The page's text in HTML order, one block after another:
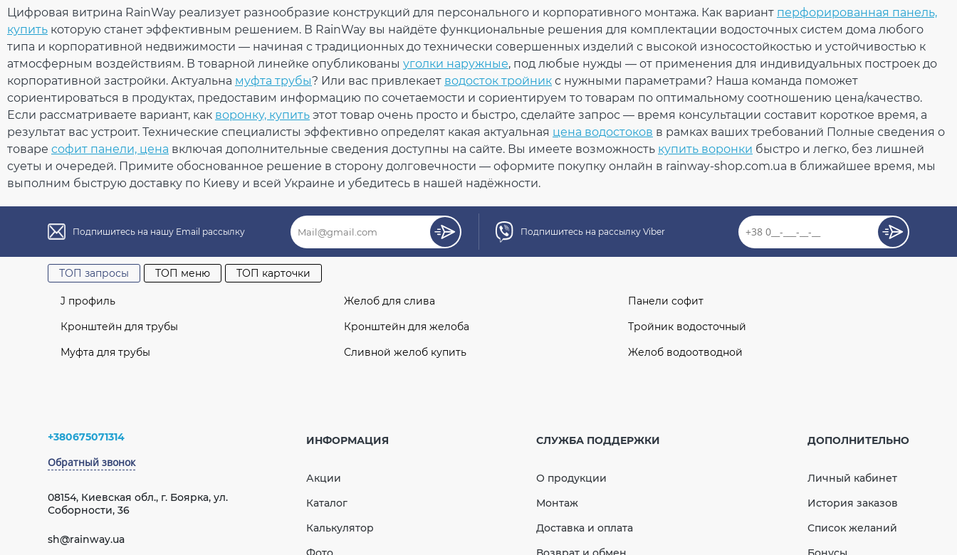
Размеры
Длина
238 мм
Вес
0,18 кг
Габариты
270 × 221 × 108 мм
Количество в упаковке
20 шт
Дополнительные характеристики
Температура использования
от - 40°С / до + 60°С
Температура для монтажа
от + 5°С
Устойчивость к УФ-излучению
Устойчивый
Гарантия
10 лет
Европейский стандарт
EN 607:2004
Сертификат соответствия
Сертифицирован
Ваше имя
Ваш отзыв
ОТПРАВИТЬ
135° (RAINWAY 90)
серый
На складе
Кол-во
842.98
грн
-15% Скидка 126.45
грн
Цифровая витрина RainWay реализует разнообразие конструкций для персонального и корпоративного монтажа. Как вариант перфорированная панель,
купить которую станет эффективным решением. В RainWay вы найдёте функциональные решения для комплектации водосточных систем дома любого
типа и корпоративной недвижимости — начиная с традиционных до технически совершенных изделий с высокой износостойкостью и устойчивостью к
атмосферным воздействиям. В товарной линейке опубликованы уголки наружные, под любые нужды — от применения для индивидуальных построек до
корпоративной застройки. Актуальна муфта трубы? Или вас привлекает водосток тройник с нужными параметрами? Наша команда поможет
сориентироваться в продуктах, предоставим информацию по сочетаемости и сориентируем то товарам по оптимальному соотношению цена/качество.
Если рассматриваете вариант, как воронку, купить этот товар очень просто и быстро, сделайте запрос — время консультации составит короткое время, а
результат вас устроит. Технические специалисты эффективно определят какая актуальная цена водостоков в рамках ваших требований Полные сведения о
товаре софит панели, цена включая дополнительные сведения доступны на сайте. Вы имеете возможность купить воронки быстро и легко, без лишней
суеты и очередей. Примите обоснованное решение в сторону долговечности — оформите покупку онлайн в rainway-shop.com.ua в ближайшее время, мы
выполним быструю доставку по Киеву и всей Украине и убедитесь в нашей надёжности.
Подпишитесь на нашу Email рассылку Подпишитесь на рассылку Viber
ТОП запросы ТОП меню ТОП карточки
J профиль
Кронштейн для трубы
Муфта для трубы
Желоб для слива
Кронштейн для желоба
Сливной желоб купить
Панели софит
Тройник водосточный
Желоб водоотводной
Софиты
Кровельная вентиляция
EliteVent
Интернет-магазин водостоков
Комплект водостока
Муфта трубы антрацитовая 85мм GIZA
Кронштейн желоба красный 120мм GIZA
Труба водосточная 75 мм L=3 м (RAINWAY 90)
белая зеленый
Угол желоба наружный 135° (RAINWAY 90)
J-профиль L-3000 мм темно-графитовый
Отвод одномуфтовый 67° 100 мм (RAINWAY 130)
+380675071314
Обратный звонок
08154, Киевская обл., г. Боярка, ул.
Соборности, 36
sh@rainway.ua
ИНФОРМАЦИЯ
Акции
Каталог
Калькулятор
СЛУЖБА ПОДДЕРЖКИ
О продукции
Монтаж
Доставка и оплата
ДОПОЛНИТЕЛЬНО
Личный кабинет
История заказов
Список желаний